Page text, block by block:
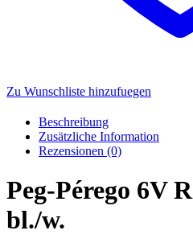
Zu Wunschliste hinzufuegen
Beschreibung
Zusätzliche Information
Rezensionen (0)
Peg-Pérego 6V
bl./w.